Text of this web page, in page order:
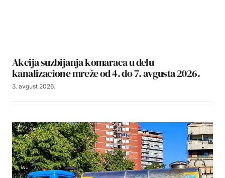
Akcija suzbijanja komaraca u delu
kanalizacione mreže od 4. do 7. avgusta 2026.
3. avgust 2026.